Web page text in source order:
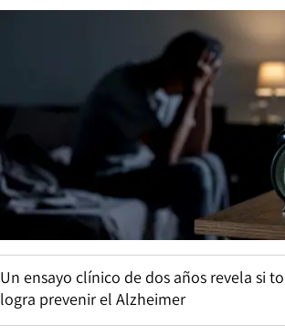
Un ensayo clínico de dos años revela si
logra prevenir el Alzheimer